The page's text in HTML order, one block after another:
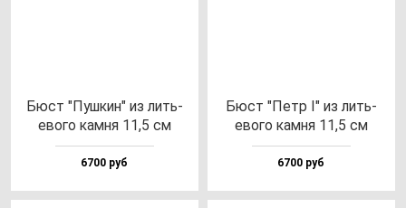
Бюст "Пуш­кин" из лить­
ево­го кам­ня 11,5 см
6700 руб
Бюст "Петр I" из лить­
ево­го кам­ня 11,5 см
6700 руб